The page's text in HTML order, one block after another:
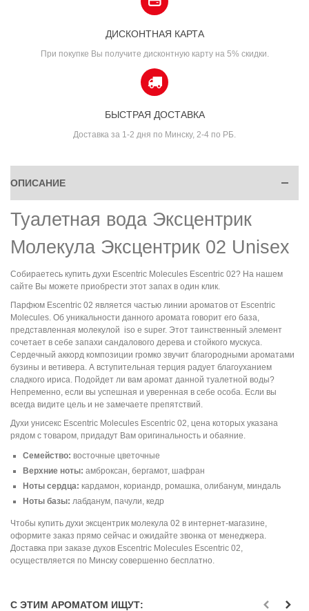
ДИСКОНТНАЯ КАРТА
При покупке Вы получите дисконтную карту на 5% скидки.
БЫСТРАЯ ДОСТАВКА
Доставка за 1-2 дня по Минску, 2-4 по РБ.
ОПИСАНИЕ
Туалетная вода Эксцентрик
Молекула Эксцентрик 02 Unisex
Собираетесь купить духи Escentric Molecules Escentric 02? На нашем
сайте Вы можете приобрести этот запах в один клик.
Парфюм Escentric 02 является частью линии ароматов от Escentric
Molecules. Об уникальности данного аромата говорит его база,
представленная молекулой iso e super. Этот таинственный элемент
сочетает в себе запахи сандалового дерева и стойкого мускуса.
Сердечный аккорд композиции громко звучит благородными ароматами
бузины и ветивера. А вступительная терция радует благоуханием
сладкого ириса. Подойдет ли вам аромат данной туалетной воды?
Непременно, если вы успешная и уверенная в себе особа. Если вы
всегда видите цель и не замечаете препятствий.
Духи унисекс Escentric Molecules Escentric 02, цена которых указана
рядом с товаром, придадут Вам оригинальность и обаяние.
Семейство: восточные цветочные
Верхние ноты: амброксан бергамот, шафран
Ноты сердца: кардамон кориандр ромашка олибанум миндаль
Ноты базы: лабданум пачули кедр
Чтобы купить духи эксцентрик молекула 02 в интернет-магазине,
оформите заказ прямо сейчас и ожидайте звонка от менеджера.
Доставка при заказе духов Escentric Molecules Escentric 02,
осуществляется по Минску совершенно бесплатно.
С ЭТИМ АРОМАТОМ ИЩУТ: